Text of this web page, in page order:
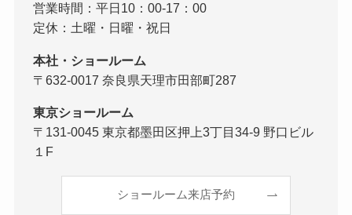
営業時間：平日10：00-17：00
定休：土曜・日曜・祝日
本社・ショールーム
〒632-0017 奈良県天理市田部町287
東京ショールーム
〒131-0045 東京都墨田区押上3丁目34-9 野口ビル
１F
ショールーム来店予約